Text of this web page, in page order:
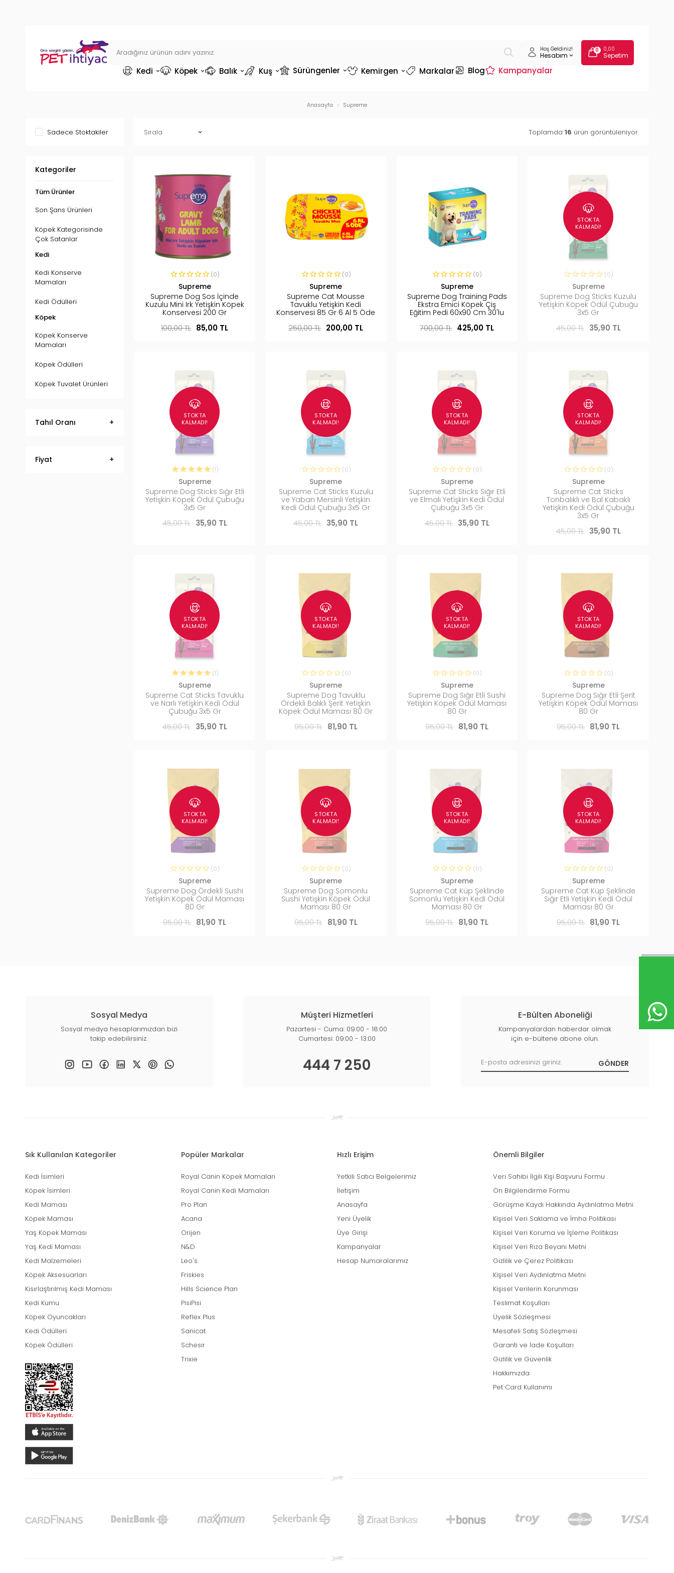
Hoş Geldiniz!
Hesabım
0 0,00
Sepetim
Kedi Köpek Balık Kuş Sürüngenler Kemirgen Markalar Blog Kampanyalar
Anasayfa Supreme
Sadece Stoktakiler
Kategoriler
Tüm Ürünler
Son Şans Ürünleri
Köpek Kategorisinde
Çok Satanlar
Kedi
Kedi Konserve
Mamaları
Kedi Ödülleri
Köpek
Köpek Konserve
Mamaları
Köpek Ödülleri
Köpek Tuvalet Ürünleri
Tahıl Oranı
Fiyat
Toplamda 16 ürün görüntüleniyor.
(0)
Supreme
Supreme Dog Sos İçinde
Kuzulu Mini Irk Yetişkin Köpek
Konservesi 200 Gr
100,00 TL 85,00 TL
(0)
Supreme
Supreme Cat Mousse
Tavuklu Yetişkin Kedi
Konservesi 85 Gr 6 Al 5 Öde
250,00 TL 200,00 TL
(0)
Supreme
Supreme Dog Training Pads
Ekstra Emici Köpek Çiş
Eğitim Pedi 60x90 Cm 30'lu
700,00 TL 425,00 TL
STOKTA
KALMADI!
(0)
Supreme
Supreme Dog Sticks Kuzulu
Yetişkin Köpek Ödül Çubuğu
3x5 Gr
45,00 TL 35,90 TL
STOKTA
KALMADI!
(1)
Supreme
Supreme Dog Sticks Sığır Etli
Yetişkin Köpek Ödül Çubuğu
3x5 Gr
45,00 TL 35,90 TL
STOKTA
KALMADI!
(0)
Supreme
Supreme Cat Sticks Kuzulu
ve Yaban Mersinli Yetişkin
Kedi Ödül Çubuğu 3x5 Gr
45,00 TL 35,90 TL
STOKTA
KALMADI!
(0)
Supreme
Supreme Cat Sticks Sığır Etli
ve Elmalı Yetişkin Kedi Ödül
Çubuğu 3x5 Gr
45,00 TL 35,90 TL
STOKTA
KALMADI!
(0)
Supreme
Supreme Cat Sticks
Tonbalıklı ve Bal Kabaklı
Yetişkin Kedi Ödül Çubuğu
3x5 Gr
45,00 TL 35,90 TL
STOKTA
KALMADI!
(1)
Supreme
Supreme Cat Sticks Tavuklu
ve Narlı Yetişkin Kedi Ödül
Çubuğu 3x5 Gr
45,00 TL 35,90 TL
STOKTA
KALMADI!
(0)
Supreme
Supreme Dog Tavuklu
Ördekli Balıklı Şerit Yetişkin
Köpek Ödül Maması 80 Gr
95,00 TL 81,90 TL
STOKTA
KALMADI!
(0)
Supreme
Supreme Dog Sığır Etli Sushi
Yetişkin Köpek Ödül Maması
80 Gr
95,00 TL 81,90 TL
STOKTA
KALMADI!
(0)
Supreme
Supreme Dog Sığır Etli Şerit
Yetişkin Köpek Ödül Maması
80 Gr
95,00 TL 81,90 TL
STOKTA
KALMADI!
(0)
Supreme
Supreme Dog Ördekli Sushi
Yetişkin Köpek Ödül Maması
80 Gr
95,00 TL 81,90 TL
STOKTA
KALMADI!
(0)
Supreme
Supreme Dog Somonlu
Sushi Yetişkin Köpek Ödül
Maması 80 Gr
95,00 TL 81,90 TL
STOKTA
KALMADI!
(0)
Supreme
Supreme Cat Küp Şeklinde
Somonlu Yetişkin Kedi Ödül
Maması 80 Gr
95,00 TL 81,90 TL
STOKTA
KALMADI!
(0)
Supreme
Supreme Cat Küp Şeklinde
Sığır Etli Yetişkin Kedi Ödül
Maması 80 Gr
95,00 TL 81,90 TL
Sosyal Medya
Sosyal medya hesaplarımızdan bizi
takip edebilirsiniz.
Müşteri Hizmetleri
Pazartesi - Cuma: 09:00 - 18:00
Cumartesi: 09:00 - 13:00
444 7 250
E-Bülten Aboneliği
Kampanyalardan haberdar olmak
için e-bültene abone olun.
Sık Kullanılan Kategoriler
Kedi İsimleri
Köpek İsimleri
Kedi Maması
Köpek Maması
Yaş Köpek Maması
Yaş Kedi Maması
Kedi Malzemeleri
Köpek Aksesuarları
Kısırlaştırılmış Kedi Maması
Kedi Kumu
Köpek Oyuncakları
Kedi Ödülleri
Köpek Ödülleri
Popüler Markalar
Royal Canin Köpek Mamaları
Royal Canin Kedi Mamaları
Pro Plan
Acana
Orijen
N&D
Leo's
Friskies
Hills Science Plan
PisiPisi
Reflex Plus
Sanicat
Schesir
Trixie
Hızlı Erişim
Yetkili Satıcı Belgelerimiz
İletişim
Anasayfa
Yeni Üyelik
Üye Girişi
Kampanyalar
Hesap Numaralarımız
Önemli Bilgiler
Veri Sahibi İlgili Kişi Başvuru Formu
Ön Bilgilendirme Formu
Görüşme Kaydı Hakkında Aydınlatma Metni
Kişisel Veri Saklama ve İmha Politikası
Kişisel Veri Koruma ve İşleme Politikası
Kişisel Veri Rıza Beyanı Metni
Gizlilik ve Çerez Politikası
Kişisel Veri Aydınlatma Metni
Kişisel Verilerin Korunması
Teslimat Koşulları
Üyelik Sözleşmesi
Mesafeli Satış Sözleşmesi
Garanti ve İade Koşulları
Gizlilik ve Güvenlik
Hakkımızda
Pet Card Kullanımı